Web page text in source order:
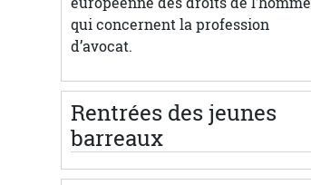
qui concernent la profession
d’avocat.
Rentrées des jeunes
barreaux